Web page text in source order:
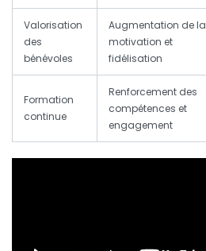
Valorisation
des
bénévoles
Augmentation de la
motivation et
fidélisation
Formation
continue
Renforcement des
compétences et
engagement